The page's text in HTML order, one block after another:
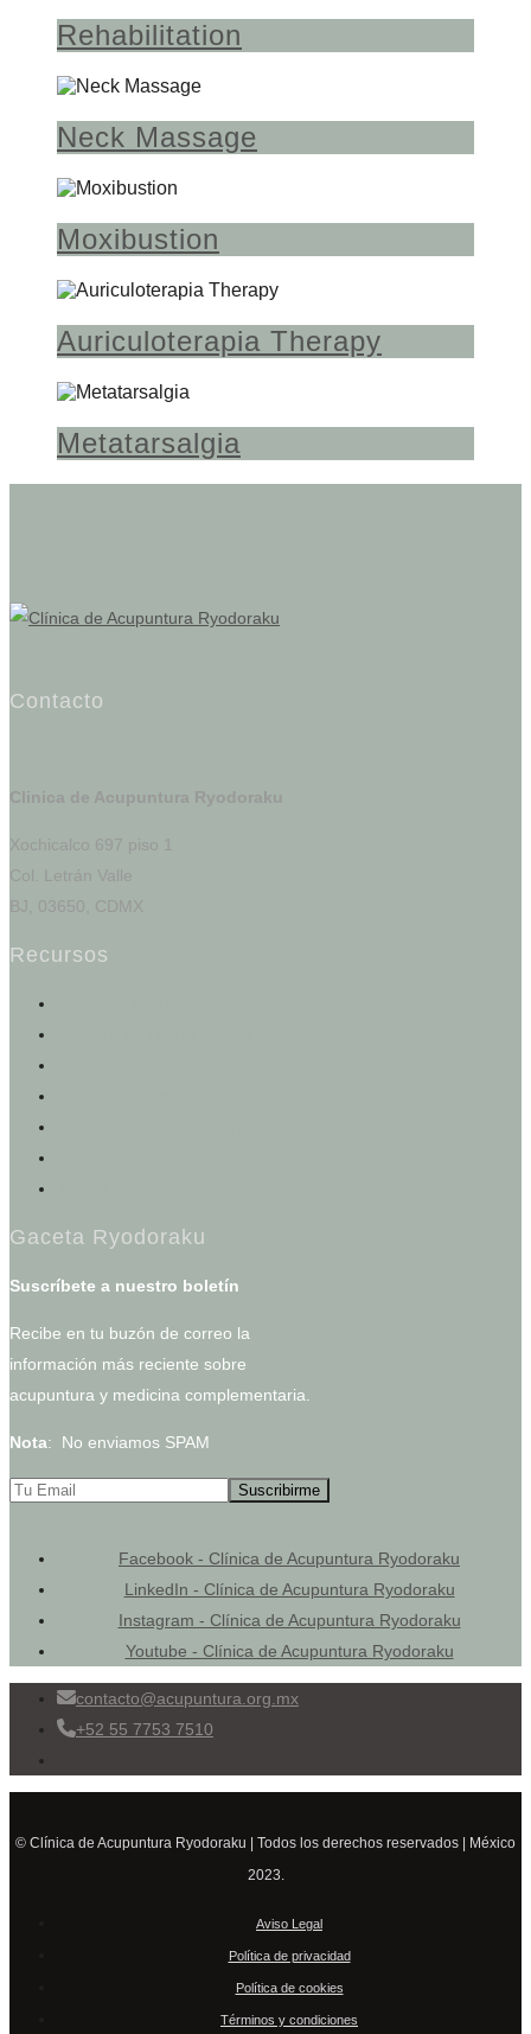
Rehabilitation
Neck Massage
Moxibustion
Auriculoterapia Therapy
Metatarsalgia
Contacto
Clinica de Acupuntura Ryodoraku
Xochicalco 697 piso 1
Col. Letrán Valle
BJ, 03650, CDMX
Recursos
Gaceta Ryodoraku
Suscríbete a nuestro boletín
Recibe en tu buzón de correo la
información más reciente sobre
acupuntura y medicina complementaria.
Nota: No enviamos SPAM
Facebook - Clínica de Acupuntura Ryodoraku
LinkedIn - Clínica de Acupuntura Ryodoraku
Instagram - Clínica de Acupuntura Ryodoraku
Youtube - Clínica de Acupuntura Ryodoraku
contacto@acupuntura.org.mx
+52 55 7753 7510
© Clínica de Acupuntura Ryodoraku | Todos los derechos reservados | México
2023.
Aviso Legal
Política de privacidad
Política de cookies
Términos y condiciones